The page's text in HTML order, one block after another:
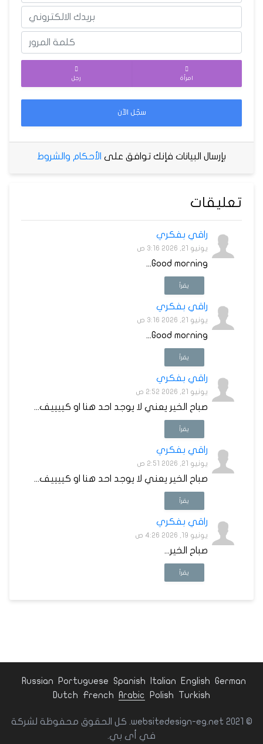
امرأة رجل
سجّل الآن
بإرسال البيانات فإنك توافق على الأحكام والشروط
تعليقات
راقي بفكري
يونيو 21, 2026 3:16 ص
Good morning...
يقرأ
راقي بفكري
يونيو 21, 2026 3:16 ص
Good morning...
يقرأ
راقي بفكري
يونيو 21, 2026 2:52 ص
صباح الخير يعني لا يوجد احد هنا او كييييف...
يقرأ
راقي بفكري
يونيو 21, 2026 2:51 ص
صباح الخير يعني لا يوجد احد هنا او كييييف...
يقرأ
راقي بفكري
يونيو 19, 2026 4:26 ص
صباح الخير...
يقرأ
German
English
Italian
Spanish
Portuguese
Russian
Turkish
Polish
Arabic
French
Dutch
© websitedesign-eg.net 2021. كل الحقوق محفوظة لشركة
في أى بي.